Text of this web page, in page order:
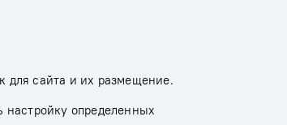
для сайта и их размещение.
определенных